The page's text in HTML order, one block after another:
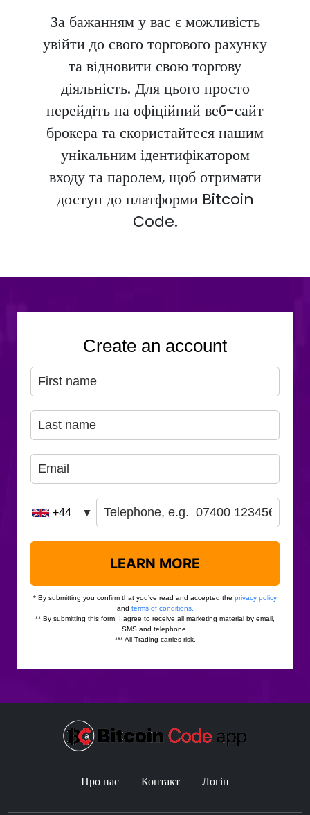
За бажанням у вас є можливість
увійти до свого торгового рахунку
та відновити свою торгову
діяльність. Для цього просто
перейдіть на офіційний веб-сайт
брокера та скористайтеся нашим
унікальним ідентифікатором
входу та паролем, щоб отримати
доступ до платформи Bitcoin
Code.
Про нас Контакт Логін